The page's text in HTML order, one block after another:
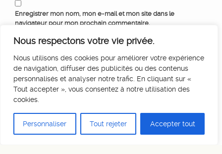
Nous respectons votre vie privée.
Nous utilisons des cookies pour améliorer votre expérience
de navigation, diffuser des publicités ou des contenus
personnalisés et analyser notre trafic. En cliquant sur «
Tout accepter », vous consentez à notre utilisation des
cookies.
Personnaliser Tout rejeter Accepter tout
Enregistrer mon nom, mon e-mail et mon site dans le
navigateur pour mon prochain commentaire.